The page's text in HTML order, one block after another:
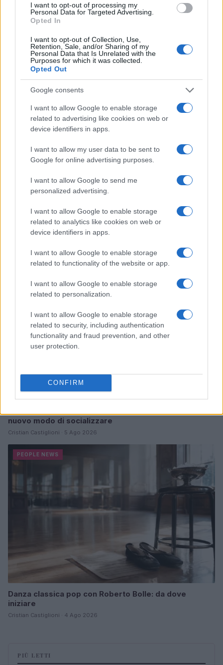
I want to opt-out of processing my
Personal Data for Targeted Advertising.
Opted In
I want to opt-out of Collection, Use,
Retention, Sale, and/or Sharing of my
Personal Data that Is Unrelated with the
Purposes for which it was collected.
Opted Out
Google consents
I want to allow Google to enable storage
related to advertising like cookies on web or
device identifiers in apps.
I want to allow my user data to be sent to
Google for online advertising purposes.
I want to allow Google to send me
personalized advertising.
I want to allow Google to enable storage
related to analytics like cookies on web or
device identifiers in apps.
I want to allow Google to enable storage
related to functionality of the website or app.
I want to allow Google to enable storage
related to personalization.
I want to allow Google to enable storage
related to security, including authentication
functionality and fraud prevention, and other
user protection.
CONFIRM
Continua a leggere
PEOPLE NEWS
La sfida di ResQ per riprendere le operazioni di
soccorso dopo il ciclone Harry
Cristian Castiglioni · 6 Ago 2026
nuovo modo di socializzare
Cristian Castiglioni · 5 Ago 2026
PEOPLE NEWS
Danza classica pop con Roberto Bolle: da dove
iniziare
Cristian Castiglioni · 4 Ago 2026
PIÙ LETTI